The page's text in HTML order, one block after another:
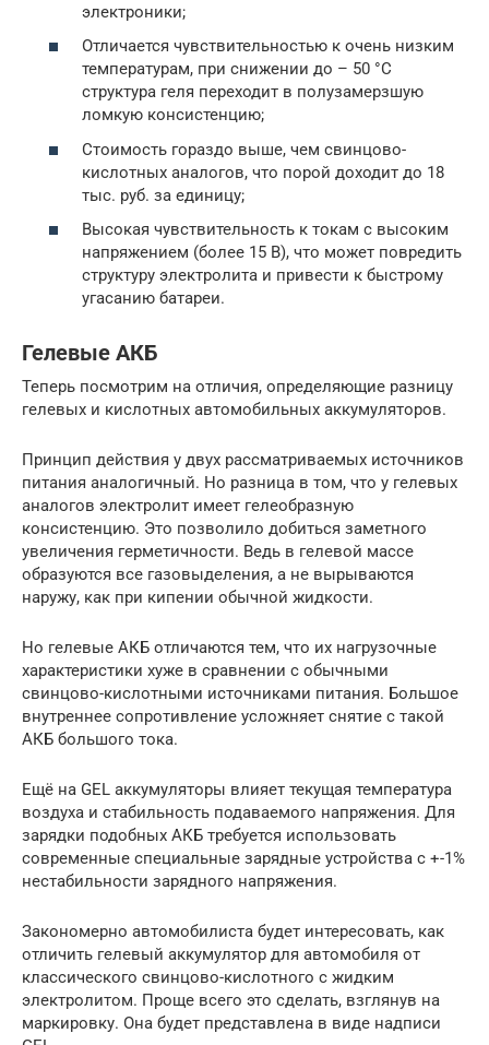
электроники;
Отличается чувствительностью к очень низким
температурам, при снижении до – 50 °С
структура геля переходит в полузамерзшую
ломкую консистенцию;
Стоимость гораздо выше, чем свинцово-
кислотных аналогов, что порой доходит до 18
тыс. руб. за единицу;
Высокая чувствительность к токам с высоким
напряжением (более 15 В), что может повредить
структуру электролита и привести к быстрому
угасанию батареи.
Гелевые АКБ
Теперь посмотрим на отличия, определяющие разницу
гелевых и кислотных автомобильных аккумуляторов.
Принцип действия у двух рассматриваемых источников
питания аналогичный. Но разница в том, что у гелевых
аналогов электролит имеет гелеобразную
консистенцию. Это позволило добиться заметного
увеличения герметичности. Ведь в гелевой массе
образуются все газовыделения, а не вырываются
наружу, как при кипении обычной жидкости.
Но гелевые АКБ отличаются тем, что их нагрузочные
характеристики хуже в сравнении с обычными
свинцово-кислотными источниками питания. Большое
внутреннее сопротивление усложняет снятие с такой
АКБ большого тока.
Ещё на GEL аккумуляторы влияет текущая температура
воздуха и стабильность подаваемого напряжения. Для
зарядки подобных АКБ требуется использовать
современные специальные зарядные устройства с +-1%
нестабильности зарядного напряжения.
Закономерно автомобилиста будет интересовать, как
отличить гелевый аккумулятор для автомобиля от
классического свинцово-кислотного с жидким
электролитом. Проще всего это сделать, взглянув на
маркировку. Она будет представлена в виде надписи